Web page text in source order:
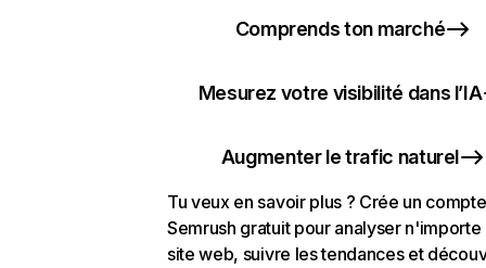
Comprends ton marché
Mesurez votre visibilité dans l’IA
Augmenter le trafic naturel
Tu veux en savoir plus ? Crée un compte
Semrush gratuit pour analyser n'importe
site web, suivre les tendances et